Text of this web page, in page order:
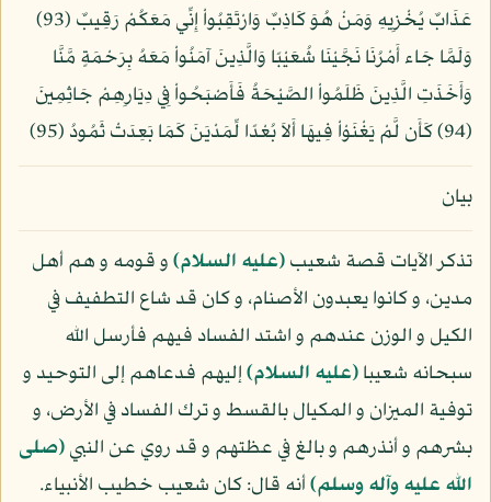
عَذَابٌ يُخْزِيهِ وَمَنْ هُوَ كَاذِبٌ وَارْتَقِبُواْ إِنِّي مَعَكُمْ رَقِيبٌ (93)
وَلَمَّا جَاء أَمْرُنَا نَجَّيْنَا شُعَيْبًا وَالَّذِينَ آمَنُواْ مَعَهُ بِرَحْمَةٍ مَّنَّا
وَأَخَذَتِ الَّذِينَ ظَلَمُواْ الصَّيْحَةُ فَأَصْبَحُواْ فِي دِيَارِهِمْ جَاثِمِينَ
(94) كَأَن لَّمْ يَغْنَوْاْ فِيهَا أَلاَ بُعْدًا لِّمَدْيَنَ كَمَا بَعِدَتْ ثَمُودُ (95)
بيان
تذكر الآيات قصة شعيب(عليه السلام)و قومه و هم أهل
مدين، و كانوا يعبدون الأصنام، و كان قد شاع التطفيف في
الكيل و الوزن عندهم و اشتد الفساد فيهم فأرسل الله
سبحانه شعيبا(عليه السلام)إليهم فدعاهم إلى التوحيد و
توفية الميزان و المكيال بالقسط و ترك الفساد في الأرض، و
بشرهم و أنذرهم و بالغ في عظتهم و قد روي عن النبي(صلى
الله عليه وآله وسلم)أنه قال: كان شعيب خطيب الأنبياء.